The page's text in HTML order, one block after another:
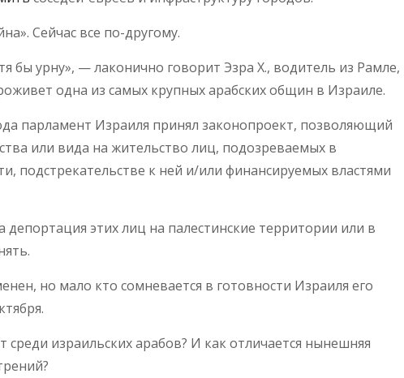
Сейчас все по-другому.
бы урну», — лаконично говорит Эзра Х., водитель из Рамле,
одна из самых крупных арабских общин в Израиле.
парламент Израиля принял законопроект, позволяющий
или вида на жительство лиц, подозреваемых в
подстрекательстве к ней и/или финансируемых властями
этих лиц на палестинские территории или в
но мало кто сомневается в готовности Израиля его
среди израильских арабов? И как отличается нынешняя